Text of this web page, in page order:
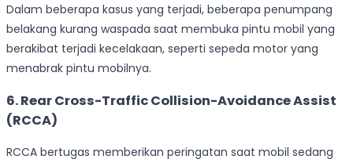
Dalam beberapa kasus yang terjadi, beberapa penumpang
belakang kurang waspada saat membuka pintu mobil yang
berakibat terjadi kecelakaan, seperti sepeda motor yang
menabrak pintu mobilnya.
6. Rear Cross-Traffic Collision-Avoidance Assist
(RCCA)
RCCA bertugas memberikan peringatan saat mobil sedang